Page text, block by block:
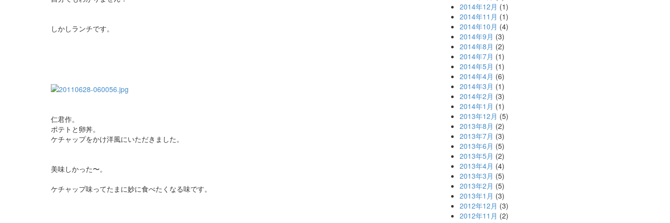
しかしランチです。
仁君作。
ポテトと卵丼。
ケチャップをかけ洋風にいただきました。
美味しかった〜。
ケチャップ味ってたまに妙に食べたくなる味です。
2014年12月 (1)
2014年11月 (1)
2014年10月 (4)
2014年9月 (3)
2014年8月 (2)
2014年7月 (1)
2014年5月 (1)
2014年4月 (6)
2014年3月 (1)
2014年2月 (3)
2014年1月 (1)
2013年12月 (5)
2013年8月 (2)
2013年7月 (3)
2013年6月 (5)
2013年5月 (2)
2013年4月 (4)
2013年3月 (5)
2013年2月 (5)
2013年1月 (3)
2012年12月 (3)
2012年11月 (2)